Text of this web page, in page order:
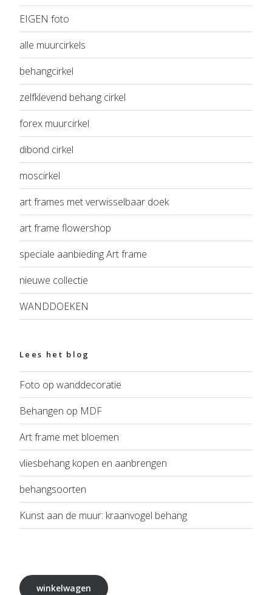
EIGEN foto
alle muurcirkels
behangcirkel
zelfklevend behang cirkel
forex muurcirkel
dibond cirkel
moscirkel
art frames met verwisselbaar doek
art frame flowershop
speciale aanbieding Art frame
nieuwe collectie
WANDDOEKEN
Lees het blog
Foto op wanddecoratie
Behangen op MDF
Art frame met bloemen
vliesbehang kopen en aanbrengen
behangsoorten
Kunst aan de muur: kraanvogel behang
winkelwagen